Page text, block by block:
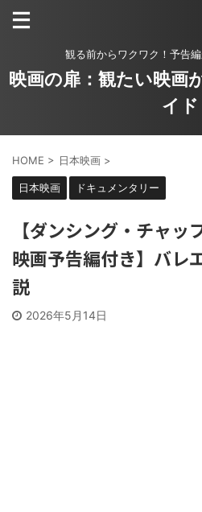
観る前からワクワク！予告
映画の扉：観たい映画
イド
HOME > 日本映画 >
日本映画 ドキュメンタリー
【ダンシング・チャッ
映画予告編付き】バレ
説
2026年5月14日